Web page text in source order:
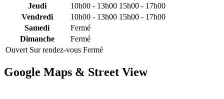
Jeudi
10h00 - 13h00 15h00 - 17h00
Vendredi
10h00 - 13h00 15h00 - 17h00
Samedi
Fermé
Dimanche
Fermé
Ouvert Sur rendez-vous Fermé
Google Maps & Street View